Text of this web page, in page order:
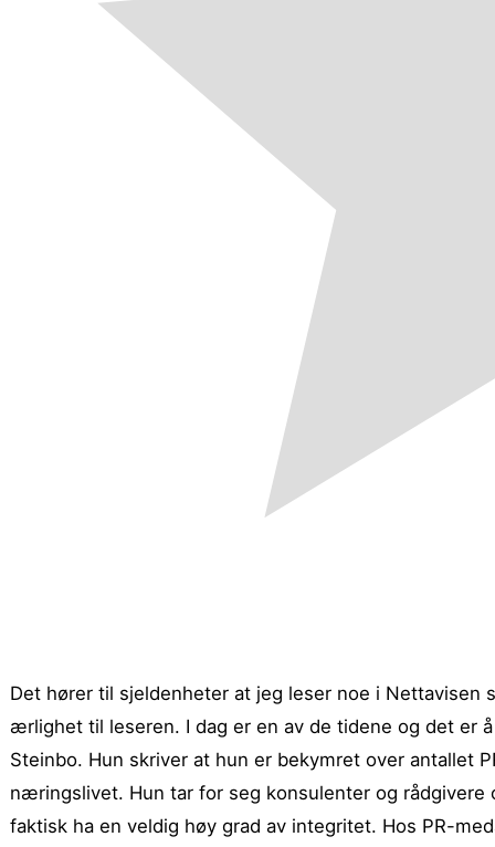
Det hører til sjeldenheter at jeg leser noe i
ærlighet til leseren. I dag er en av de tidene og det er
Steinbo. Hun skriver at hun er bekymret over antallet
næringslivet. Hun tar for seg konsulenter og
faktisk ha en veldig høy grad av integritet. Hos PR-